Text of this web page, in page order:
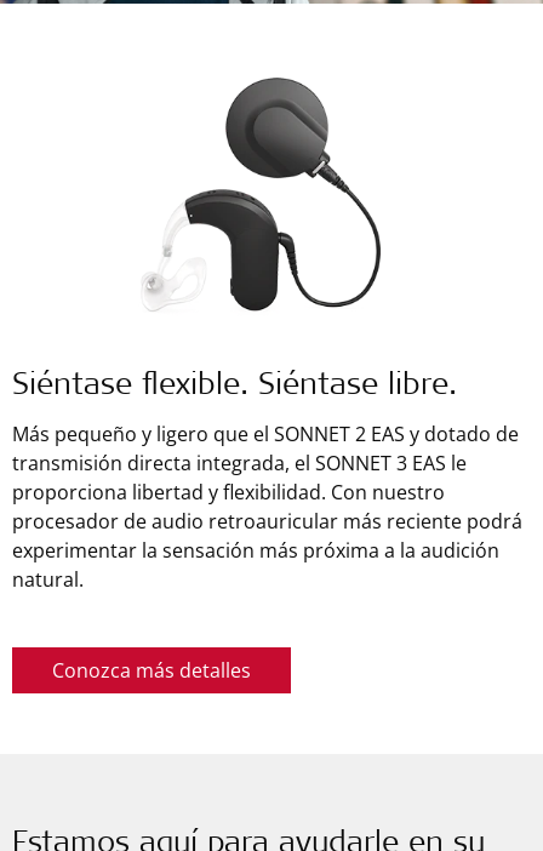
Siéntase flexible. Siéntase libre.
Más pequeño y ligero que el SONNET 2 EAS y dotado de
transmisión directa integrada, el SONNET 3 EAS le
proporciona libertad y flexibilidad. Con nuestro
procesador de audio retroauricular más reciente podrá
experimentar la sensación más próxima a la audición
natural.
Conozca más detalles